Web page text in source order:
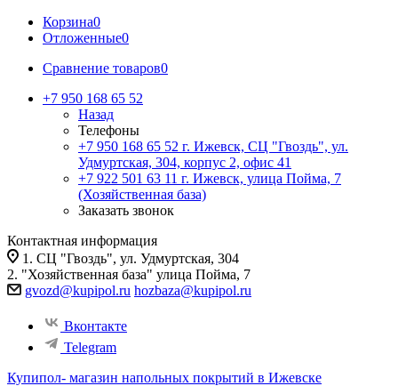
Корзина0
Отложенные0
Сравнение товаров0
+7 950 168 65 52
Назад
Телефоны
+7 950 168 65 52 г. Ижевск, СЦ "Гвоздь", ул.
Удмуртская, 304, корпус 2, офис 41
+7 922 501 63 11 г. Ижевск, улица Пойма, 7
(Хозяйственная база)
Заказать звонок
Контактная информация
1. СЦ "Гвоздь", ул. Удмуртская, 304
2. "Хозяйственная база" улица Пойма, 7
gvozd@kupipol.ru hozbaza@kupipol.ru
Вконтакте
Telegram
Купипол- магазин напольных покрытий в Ижевске